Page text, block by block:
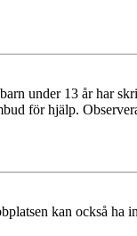
under 13 år har
för hjälp.
kan också ha